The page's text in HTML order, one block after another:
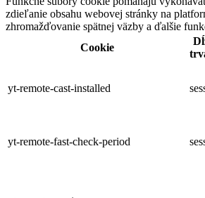
zdieľanie obsahu webovej stránky na
zhromažďovanie spätnej väzby a ďalšie
Cookie
yt-remote-cast-installed
yt-remote-fast-check-period